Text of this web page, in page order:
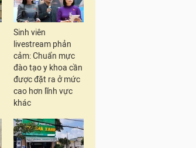
Sinh viên
livestream phản
cảm: Chuẩn mực
đào tạo y khoa cần
được đặt ra ở mức
cao hơn lĩnh vực
khác